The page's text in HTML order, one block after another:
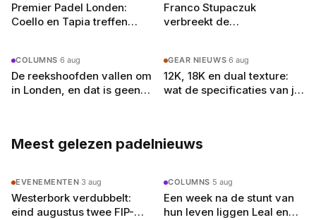
Premier Padel Londen:
Coello en Tapia treffen
Franco Stupaczuk
verbreekt de
COLUMNS·6 aug
De reekshoofden vallen om
in Londen, en dat is geen
GEAR NIEUWS·6 aug
12K, 18K en dual texture:
wat de specificaties van je
Meest gelezen padelnieuws
EVENEMENTEN·3 aug
Westerbork verdubbelt:
eind augustus twee FIP-
COLUMNS·5 aug
Een week na de stunt van
hun leven liggen Leal en